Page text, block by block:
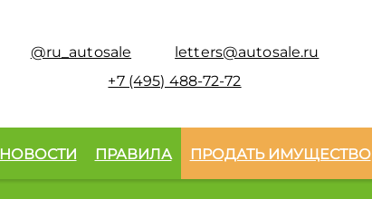
@ru_autosale
letters@autosale.ru
+7 (495) 488-72-72
НОВОСТИ ПРАВИЛА ПРОДАТЬ ИМУЩЕСТВО